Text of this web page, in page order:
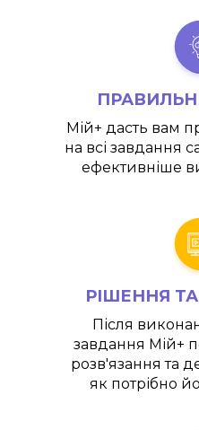
Мій+ дасть вам
на всі завдання
ефективніше
РІШЕННЯ
Після
завдання Мій+
розв'язання та
як потрібно